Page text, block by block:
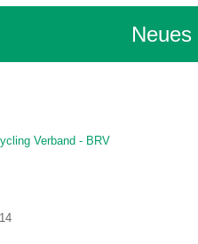
Verband - BRV